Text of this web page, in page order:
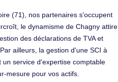
(71), nos partenaires s'occupent
le dynamisme de Chagny attire
des déclarations de TVA et
ailleurs, la gestion d'une SCI à
service d'expertise comptable
mesure pour vos actifs.